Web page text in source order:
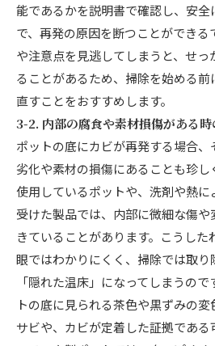
能であるかを説明書で確認し、安
で、再発の原因を断つことができる
や注意点を見逃してしまうと、せ
ることがあるため、掃除を始める
直すことをおすすめします。
3-2. 内部の腐食や素材損傷がある時
ポットの底にカビが再発する場合
劣化や素材の損傷にあることも珍
使用しているポットや、洗剤や熱
受けた製品では、内部に微細な傷
きていることがあります。こうし
眼ではわかりにくく、掃除では取
「隠れた温床」になってしまうの
トの底に見られる茶色や黒ずみの
サビや、カビが定着した証拠である